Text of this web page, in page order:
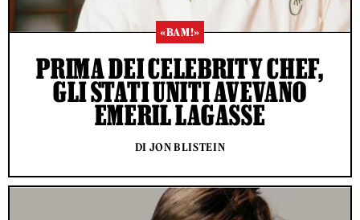
«BAM!»
PRIMA DEI CELEBRITY CHEF,
GLI STATI UNITI AVEVANO
EMERIL LAGASSE
DI JON BLISTEIN